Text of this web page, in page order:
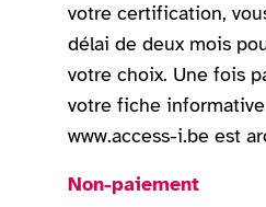
votre certification,
délai de deux mois
votre choix. Une fois
votre fiche
www.access-i.be est
Non-paiement